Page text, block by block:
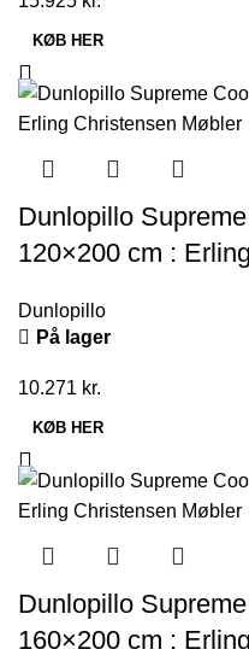
KØB HER
Dunlopillo
120×200 cm :
Dunlopillo
På lager
10.271 kr.
KØB HER
Dunlopillo
160×200 cm :